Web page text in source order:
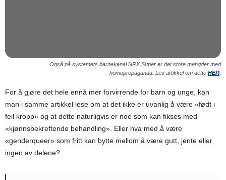
Også på systemets barnekanal NRK Super er det store mengder med
homopropaganda. Les artikkel om dette HER
For å gjøre det hele ennå mer forvirrende for barn og unge, kan
man i samme artikkel lese om at det ikke er uvanlig å være «født i
feil kropp» og at dette naturligvis er noe som kan fikses med
«kjønnsbekreftende behandling». Eller hva med å være
«genderqueer» som fritt kan bytte mellom å være gutt, jente eller
ingen av delene?